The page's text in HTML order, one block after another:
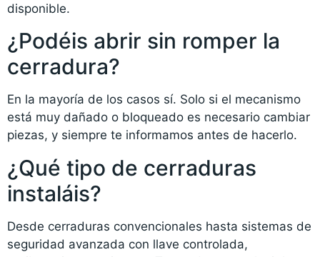
disponible.
¿Podéis abrir sin romper la
cerradura?
En la mayoría de los casos sí. Solo si el mecanismo
está muy dañado o bloqueado es necesario cambiar
piezas, y siempre te informamos antes de hacerlo.
¿Qué tipo de cerraduras
instaláis?
Desde cerraduras convencionales hasta sistemas de
seguridad avanzada con llave controlada,